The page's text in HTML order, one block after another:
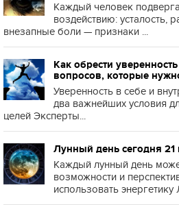
Каждый человек
воздействию: усталость,
внезапные боли — признаки ...
Как обрести
вопросов, которые
Уверенность в себе и
два важнейших условия
целей Эксперты...
Лунный день сегодня
Каждый лунный день
возможности и
использовать энергетику